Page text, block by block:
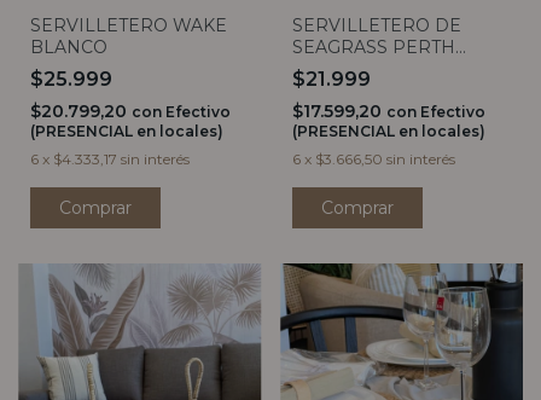
SERVILLETERO WAKE
BLANCO
$25.999
$20.799,20 con Efectivo
(PRESENCIAL en locales)
6 x $4.333,17 sin interés
SERVILLETERO DE
SEAGRASS PERTH
BLANCO
$21.999
$17.599,20 con Efectivo
(PRESENCIAL en locales)
6 x $3.666,50 sin interés